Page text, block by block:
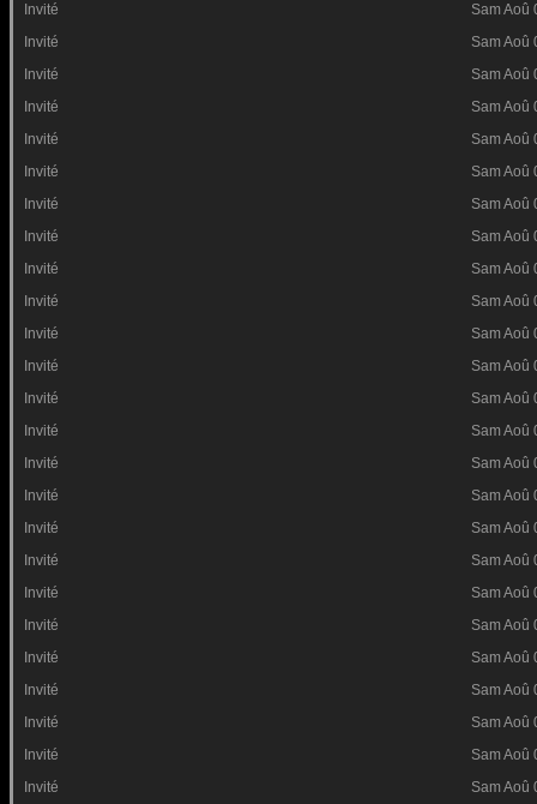
Invité
Sam Aoû
Invité
Sam Aoû
Invité
Sam Aoû
Invité
Sam Aoû
Invité
Sam Aoû
Invité
Sam Aoû
Invité
Sam Aoû
Invité
Sam Aoû
Invité
Sam Aoû
Invité
Sam Aoû
Invité
Sam Aoû
Invité
Sam Aoû
Invité
Sam Aoû
Invité
Sam Aoû
Invité
Sam Aoû
Invité
Sam Aoû
Invité
Sam Aoû
Invité
Sam Aoû
Invité
Sam Aoû
Invité
Sam Aoû
Invité
Sam Aoû
Invité
Sam Aoû
Invité
Sam Aoû
Invité
Sam Aoû
Invité
Sam Aoû